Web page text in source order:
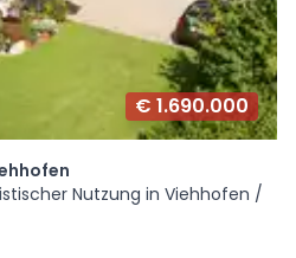
€ 1.690.000
Nutzung in Viehhofen /